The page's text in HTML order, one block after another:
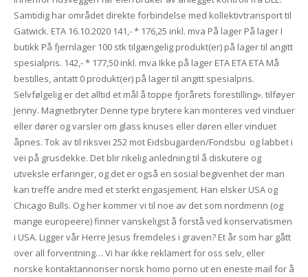
Samtidig har området direkte forbindelse med kollektivtransport til
Gatwick. ETA 16.10.2020 141,- * 176,25 inkl. mva På lager På lager I
butikk På fjernlager 100 stk tilgængelig produkt(er) på lager til angitt
spesialpris. 142,- * 177,50 inkl. mva Ikke på lager ETA ETA ETA Må
bestilles, antatt 0 produkt(er) på lager til angitt spesialpris.
Selvfølgelig er det alltid et mål å toppe fjorårets forestilling». tilføyer
Jenny. Magnetbryter Denne type brytere kan monteres ved vinduer
eller dører og varsler om glass knuses eller døren eller vinduet
åpnes. Tok av til riksvei 252 mot Eidsbugarden/Fondsbu  og labbet i
vei på grusdekke. Det blir rikelig anledning til å diskutere og
utveksle erfaringer, og det er også en sosial begivenhet der man
kan treffe andre med et sterkt engasjement. Han elsker USA og
Chicago Bulls. Og her kommer vi til noe av det som nordmenn (og
mange europeere) finner vanskeligst å forstå ved konservatismen
i USA. Ligger vår Herre Jesus fremdeles i graven? Et år som har gått
over all forventning… Vi har ikke reklamert for oss selv, eller
norske kontaktannonser norsk homo porno ut en eneste mail for å